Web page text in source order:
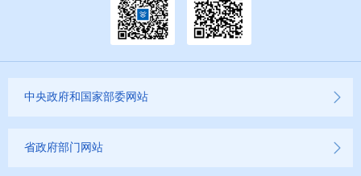
中央政府和国家部委网站
省政府部门网站